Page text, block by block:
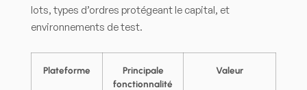
lots, types d’ordres protégeant le capital, et
environnements de test.
Plateforme
Principale
fonctionnalité
Valeur